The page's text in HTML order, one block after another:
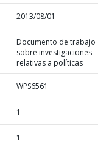
2013/08/01
Documento de trabajo
sobre investigaciones
relativas a políticas
WPS6561
1
1